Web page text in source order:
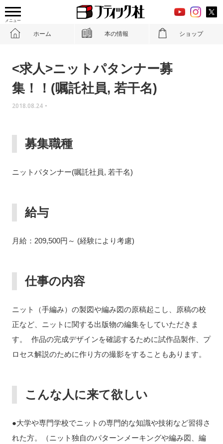
メニュー
ホーム 本の情報 ショップ
<求人>ニットパタンナー募
集！！(嘱託社員, 若干名)
2018.08.24 •
募集職種
ニットパタンナー(嘱託社員, 若干名)
給与
月給：209,500円～ (経験により考慮)
仕事の内容
ニット（手編み）の製図や編み図の原稿起こし、原稿の校
正など、ニットに関する出版物の編集をしていただきま
す。 作品の完成デザインを確認するために試作品製作、プ
ロセス解説のために作り方の撮影をすることもあります。
こんな人に来て欲しい
●大学や専門学校でニットの専門的な知識や技術など習得さ
れた方。（ニット独自のパターンメーキングや編み図、編